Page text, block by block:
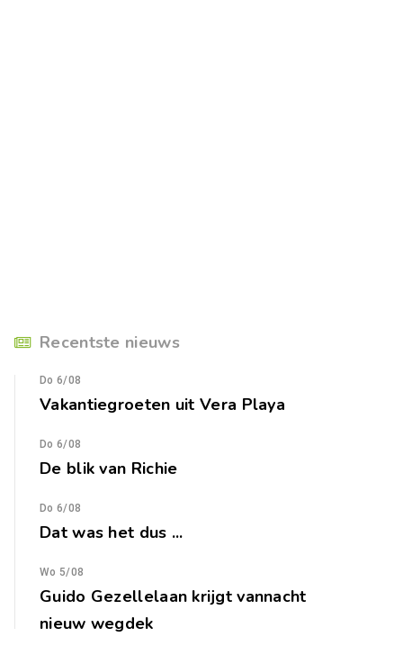
Recentste nieuws
Do 6/08
Vakantiegroeten uit Vera Playa
Do 6/08
De blik van Richie
Do 6/08
Dat was het dus ...
Wo 5/08
Guido Gezellelaan krijgt vannacht
nieuw wegdek